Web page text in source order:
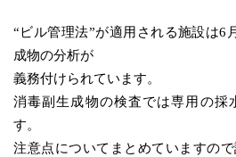
“ビル管理法”が適用される施設は6
成物の分析が
義務付けられています。
消毒副生成物の検査では専用の採
す。
注意点についてまとめていますの